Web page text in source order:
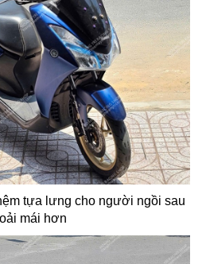
tựa lưng cho người ngồi sau
mái hơn